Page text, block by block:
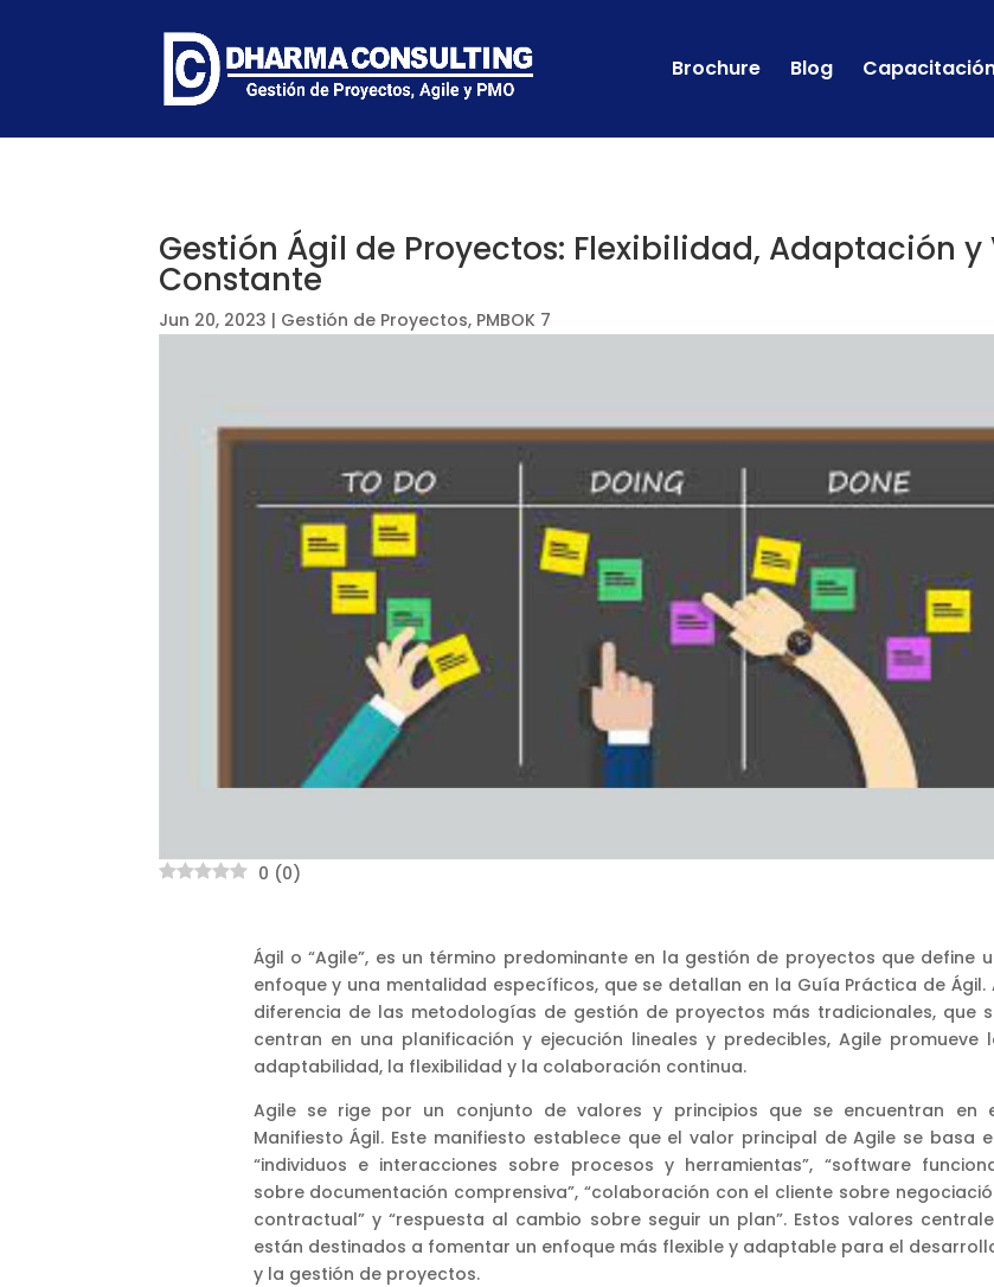
Brochure Blog
Gestión Ágil de Proyectos: Flexibilidad, Adaptación y
Constante
Jun 20, 2023 | Gestión de Proyectos, PMBOK 7
0 (0)
Ágil o “Agile”, es un término predominante en la gestión de proyectos que define
enfoque y una mentalidad específicos, que se detallan en la Guía Práctica de Ágil.
diferencia de las metodologías de gestión de proyectos más tradicionales, que
centran en una planificación y ejecución lineales y predecibles, Agile promueve
adaptabilidad, la flexibilidad y la colaboración continua.
Agile se rige por un conjunto de valores y principios que se encuentran en
Manifiesto Ágil. Este manifiesto establece que el valor principal de Agile se basa
“individuos e interacciones sobre procesos y herramientas”, “software
sobre documentación comprensiva”, “colaboración con el cliente sobre
contractual” y “respuesta al cambio sobre seguir un plan”. Estos valores
están destinados a fomentar un enfoque más flexible y adaptable para el
y la gestión de proyectos.